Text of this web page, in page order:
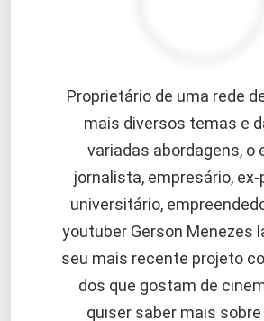
Proprietário de uma rede
mais diversos temas e
variadas abordagens, o
jornalista, empresário,
universitário,
youtuber Gerson Menezes
seu mais recente projeto
dos que gostam de
quiser saber mais